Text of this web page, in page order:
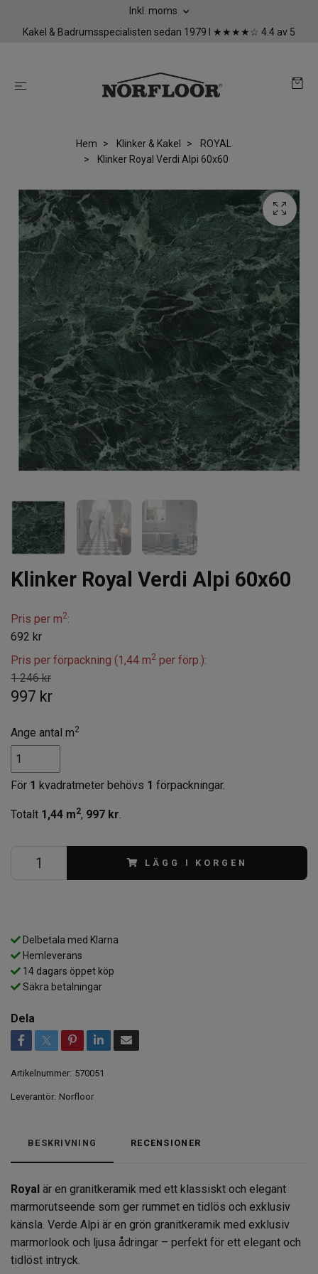
Inkl. moms
Kakel & Badrumsspecialisten sedan 1979 I ★★★★☆ 4.4 av 5
Hem Klinker & Kakel
ROYAL
Klinker Royal Verdi Alpi 60x60
Klinker Royal Verdi Alpi 60x60
Pris per m2:
692 kr
Pris per förpackning (1,44 m2 per förp.):
1 246 kr
997 kr
Ange antal m2
För 1 kvadratmeter behövs 1 förpackningar.
Totalt 1,44 m2, 997 kr.
LÄGG I KORGEN
Delbetala med Klarna
Hemleverans
14 dagars öppet köp
Säkra betalningar
Dela
Artikelnummer: 570051
Leverantör: Norfloor
BESKRIVNING RECENSIONER
Royal är en granitkeramik med ett klassiskt och elegant
marmorutseende som ger rummet en tidlös och exklusiv
känsla. Verde Alpi är en grön granitkeramik med exklusiv
marmorlook och ljusa ådringar – perfekt för ett elegant och
tidlöst intryck.